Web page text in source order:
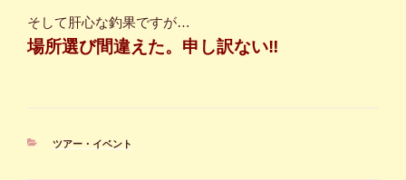
そして肝心な釣果ですが…
場所選び間違えた。申し訳ない‼
カ
ツアー・イベント